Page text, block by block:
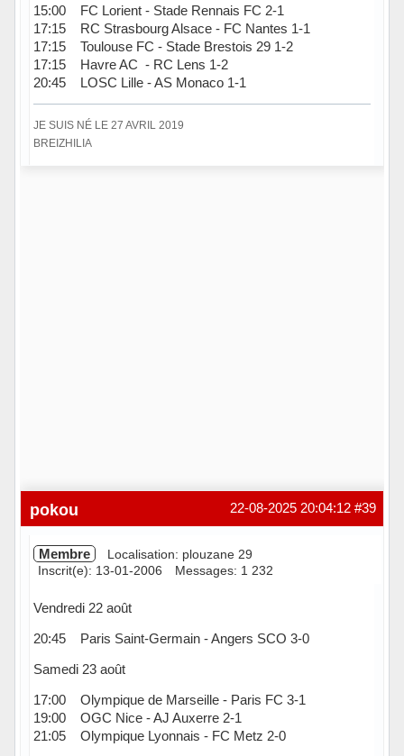
15:00 FC Lorient - Stade Rennais FC 2-1
17:15 RC Strasbourg Alsace - FC Nantes 1-1
17:15 Toulouse FC - Stade Brestois 29 1-2
17:15 Havre AC - RC Lens 1-2
20:45 LOSC Lille - AS Monaco 1-1
JE SUIS NÉ LE 27 AVRIL 2019
BREIZHILIA
#39
22-08-2025 20:04:12
pokou
Membre
Localisation: plouzane 29
Inscrit(e): 13-01-2006
Messages: 1 232
Vendredi 22 août
20:45 Paris Saint-Germain - Angers SCO 3-0
Samedi 23 août
17:00 Olympique de Marseille - Paris FC 3-1
19:00 OGC Nice - AJ Auxerre 2-1
21:05 Olympique Lyonnais - FC Metz 2-0